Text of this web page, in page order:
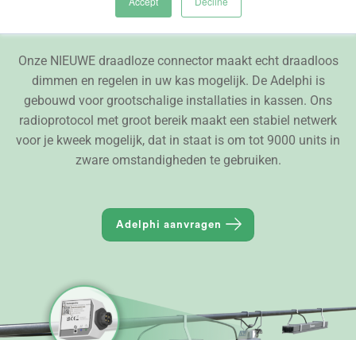
Draadloos dimmen
Onze NIEUWE draadloze connector maakt echt draadloos
dimmen en regelen in uw kas mogelijk. De Adelphi is
gebouwd voor grootschalige installaties in kassen. Ons
radioprotocol met groot bereik maakt een stabiel netwerk
voor je kweek mogelijk, dat in staat is om tot 9000 units in
zware omstandigheden te gebruiken.
Adelphi aanvragen